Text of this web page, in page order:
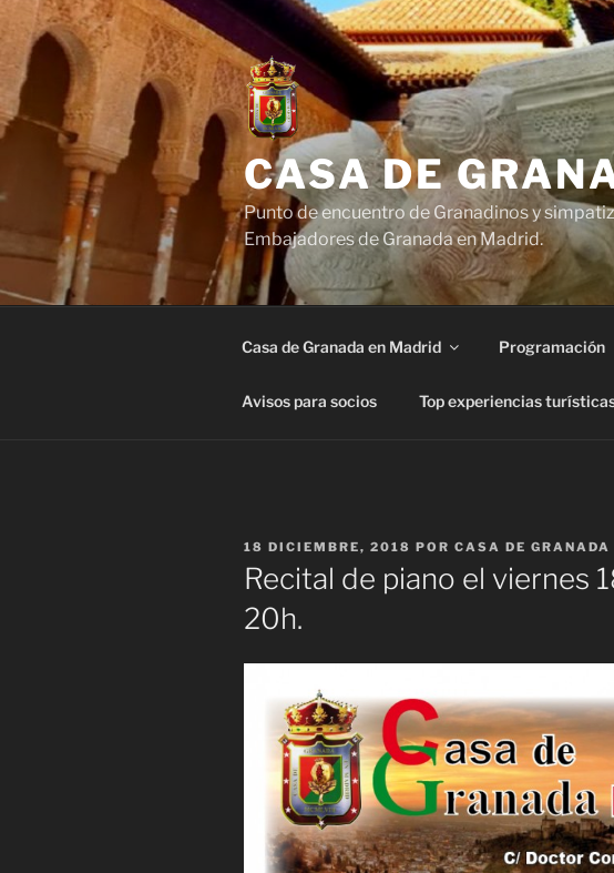
Saltar
al
contenido
CASA DE
Punto de encuentro de Granadinos y
Embajadores de Granada en Madrid.
Casa de Granada en Madrid Programación
Avisos para socios Top experiencias
PUBLICADO
EL
18 DICIEMBRE, 2018 POR CASA DE GRANADA
Recital de piano el viernes
20h.